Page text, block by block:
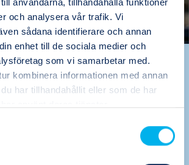
användarna, tillhandahålla funktioner
och analysera vår trafik. Vi
sådana identifierare och annan
enhet till de sociala medier och
som vi samarbetar med.
kombinera informationen med annan
har tillhandahållit eller som de har
det är vi
effektiviteten eller skapa